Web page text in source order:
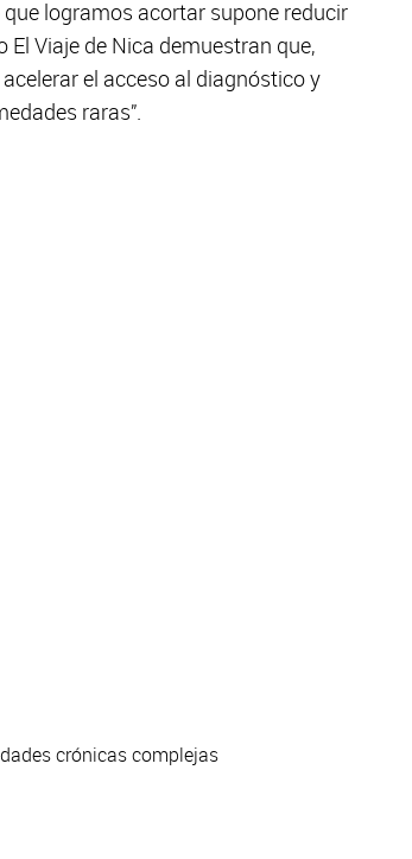
que logramos acortar supone reducir
Viaje de Nica demuestran que,
el acceso al diagnóstico y
raras”.
crónicas complejas